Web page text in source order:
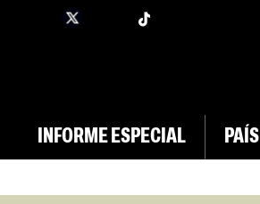
facebook
INFORME ESPECIAL PAÍS